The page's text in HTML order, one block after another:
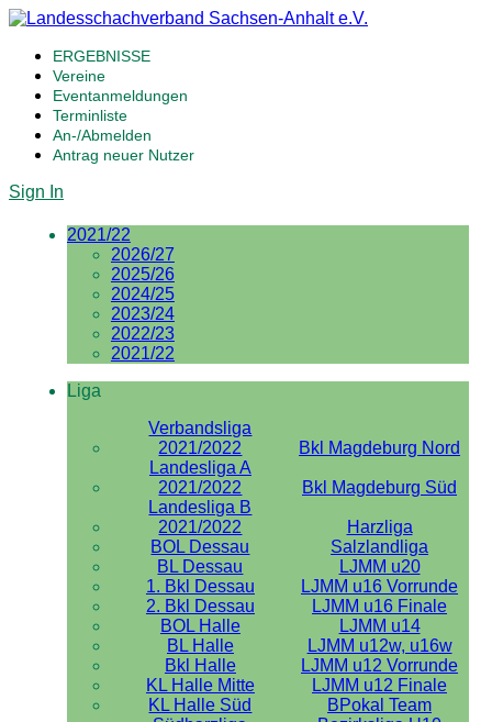
ERGEBNISSE
Vereine
Eventanmeldungen
Terminliste
An-/Abmelden
Antrag neuer Nutzer
Sign In
2021/22
2026/27
2025/26
2024/25
2023/24
2022/23
2021/22
Liga
Verbandsliga
2021/2022
Bkl Magdeburg Nord
Landesliga A
2021/2022
Bkl Magdeburg Süd
Landesliga B
2021/2022
Harzliga
BOL Dessau
Salzlandliga
BL Dessau
LJMM u20
1. Bkl Dessau
LJMM u16 Vorrunde
2. Bkl Dessau
LJMM u16 Finale
BOL Halle
LJMM u14
BL Halle
LJMM u12w, u16w
Bkl Halle
LJMM u12 Vorrunde
KL Halle Mitte
LJMM u12 Finale
KL Halle Süd
BPokal Team